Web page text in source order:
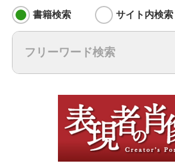
書籍検索 サイト内検索